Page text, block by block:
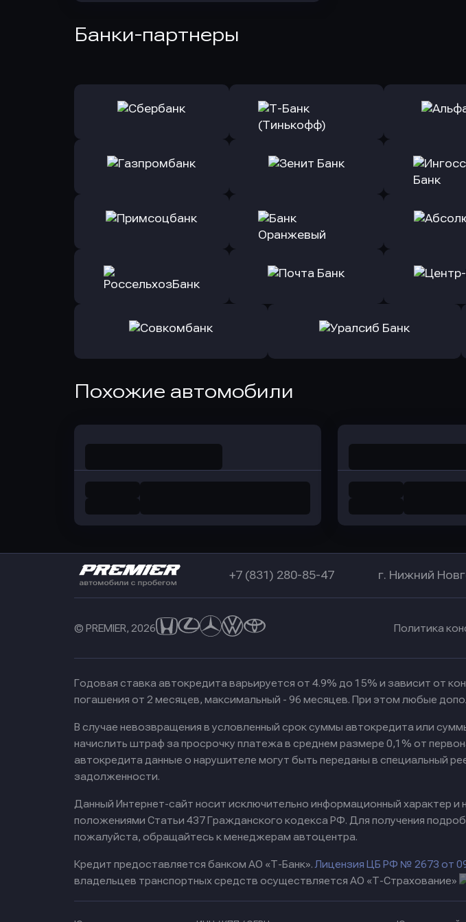
Банки-партнеры
Оправить заявку
Оправить заявку
в
Оправить заявку
Оправить заявку
в Зенит Банк
Оправить заявку
в Примсоцбанк
Оправить заявку
Оправить заявку
Оправить заявку
в Совкомбанк
Похожие автомобили
+7 (831) 280-85-47 г. Нижний
© PREMIER, 2026 Политика
Годовая ставка автокредита варьируется от 4.9% до 15% и зависит от
погашения от 2 месяцев, максимальный - 96 месяцев. При этом любые
В случае невозвращения в условленный срок суммы автокредита или
начислить штраф за просрочку платежа в среднем размере 0,1% от
автокредита данные о нарушителе могут быть переданы в специальный
задолженности.
Данный Интернет-сайт носит исключительно информационный характер и
положениями Статьи 437 Гражданского кодекса РФ. Для получения
пожалуйста, обращайтесь к менеджерам автоцентра.
Кредит предоставляется банком АО «Т-Банк». Лицензия ЦБ РФ № 2673 от
владельцев транспортных средств осуществляется АО «Т-Страхование»